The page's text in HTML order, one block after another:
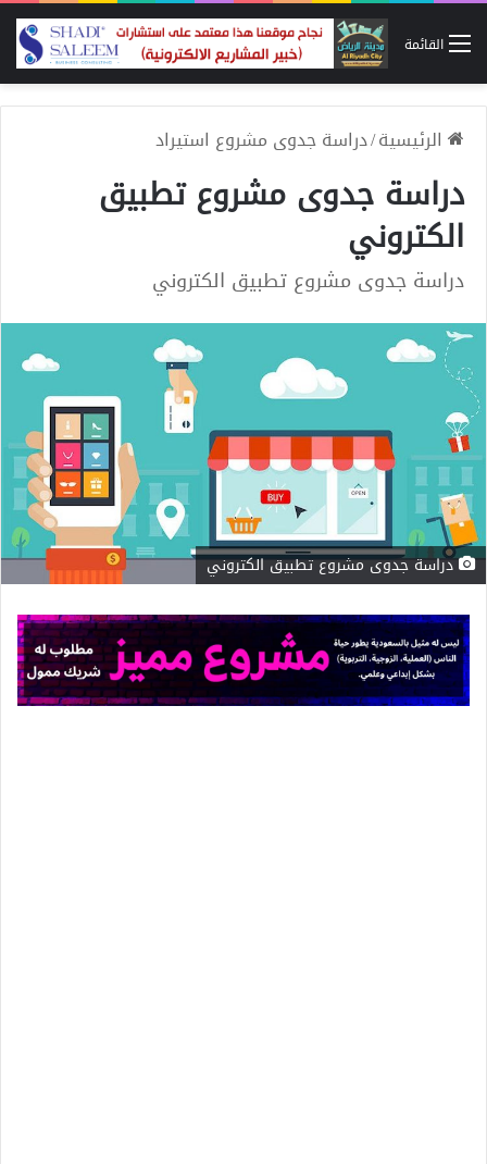
القائمة
الرئيسية/دراسة جدوى مشروع استيراد
دراسة جدوى مشروع تطبيق
الكتروني
دراسة جدوى مشروع تطبيق الكتروني
دراسة جدوى مشروع تطبيق الكتروني